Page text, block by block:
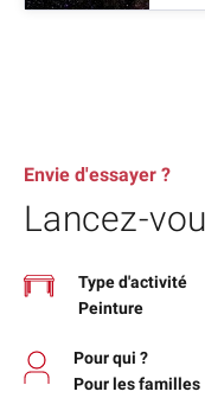
Envie d'essayer ?
Lancez-
Type d'activité
Peinture
Pour qui ?
Pour les familles